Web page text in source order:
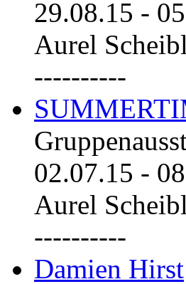
29.08.15 -
Aurel
----------
02.07.15 -
Aurel
----------
Damien Hirst